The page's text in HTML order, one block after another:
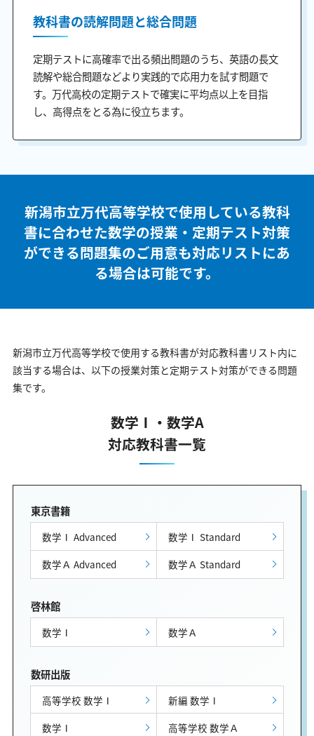
教科書の読解問題と総合問題
定期テストに高確率で出る頻出問題のうち、英語の長文
読解や総合問題などより実践的で応用力を試す問題で
す。万代高校の定期テストで確実に平均点以上を目指
し、高得点をとる為に役立ちます。
新潟市立万代高等学校で使用している教科
書に合わせた数学の授業・定期テスト対策
ができる問題集のご用意も対応リストにあ
る場合は可能です。
新潟市立万代高等学校で使用する教科書が対応教科書リスト内に
該当する場合は、以下の授業対策と定期テスト対策ができる問題
集です。
数学Ⅰ・数学A
対応教科書一覧
東京書籍
数学Ⅰ Advanced
数学Ⅰ Standard
数学Ａ Advanced
数学Ａ Standard
啓林館
数学Ⅰ 数学Ａ
数研出版
高等学校 数学Ⅰ
新編 数学Ⅰ
数学Ⅰ
高等学校 数学Ａ